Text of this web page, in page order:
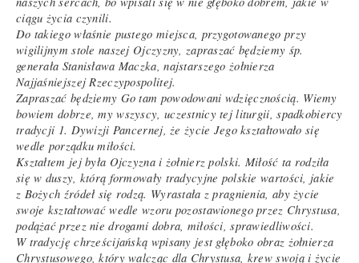
ciągu życia czynili.
Do takiego właśnie pustego miejsca, przygotowanego przy
wigilijnym stole naszej Ojczyzny, zapraszać będziemy śp.
generała Stanisława Maczka, najstarszego żołnierza
Najjaśniejszej Rzeczypospolitej.
Zapraszać będziemy Go tam powodowani wdzięcznością. Wiemy
bowiem dobrze, my wszyscy, uczestnicy tej liturgii, spadkobiercy
tradycji 1. Dywizji Pancernej, że życie Jego kształtowało się
wedle porządku miłości.
Kształtem jej była Ojczyzna i żołnierz polski. Miłość ta rodziła
się w duszy, którą formowały tradycyjne polskie wartości, jakie
z Bożych źródeł się rodzą. Wyrastała z pragnienia, aby życie
swoje kształtować wedle wzoru pozostawionego przez Chrystusa,
podążać przez nie drogami dobra, miłości, sprawiedliwości.
W tradycję chrześcijańską wpisany jest głęboko obraz żołnierza
Chrystusowego, który walcząc dla Chrystusa, krew swoją i życie